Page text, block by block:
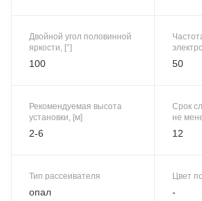
Двойной угол половинной
яркости, [°]
100 50
Рекомендуемая высота
установки, [м]
2-6
Срок
не
12
Тип рассеивателя
опал
Цвет
-